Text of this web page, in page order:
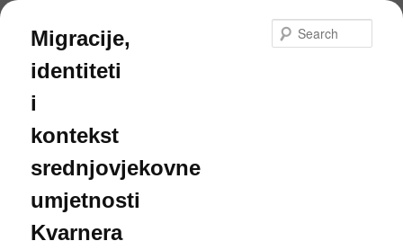
Skip
primary
content
Migracije,
identiteti
i
kontekst
srednjovjekovne
umjetnosti
Kvarnera